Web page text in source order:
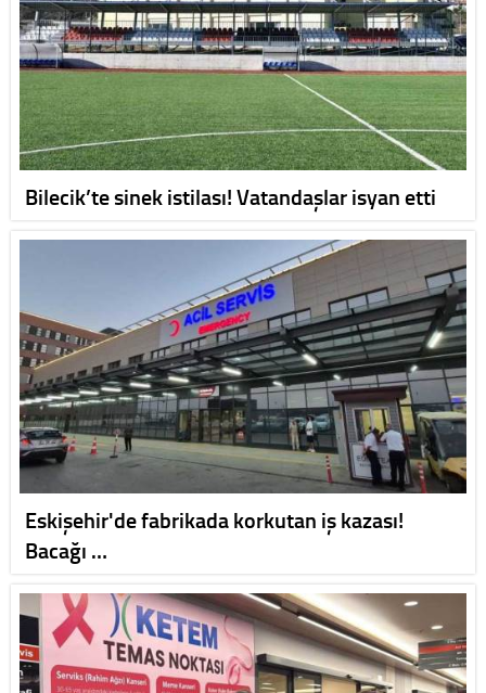
Bilecik’te sinek istilası! Vatandaşlar isyan etti
Eskişehir'de fabrikada korkutan iş kazası!
Bacağı …